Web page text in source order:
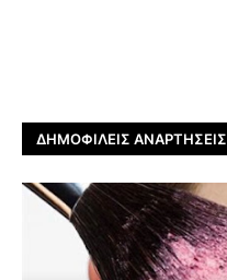
ΔΗΜΟΦΙΛΕΊΣ ΑΝΑΡΤΉΣΕΙΣ